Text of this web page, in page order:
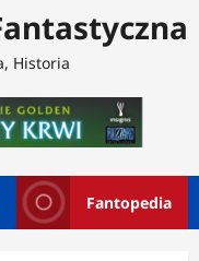
Historia
Fantopedia